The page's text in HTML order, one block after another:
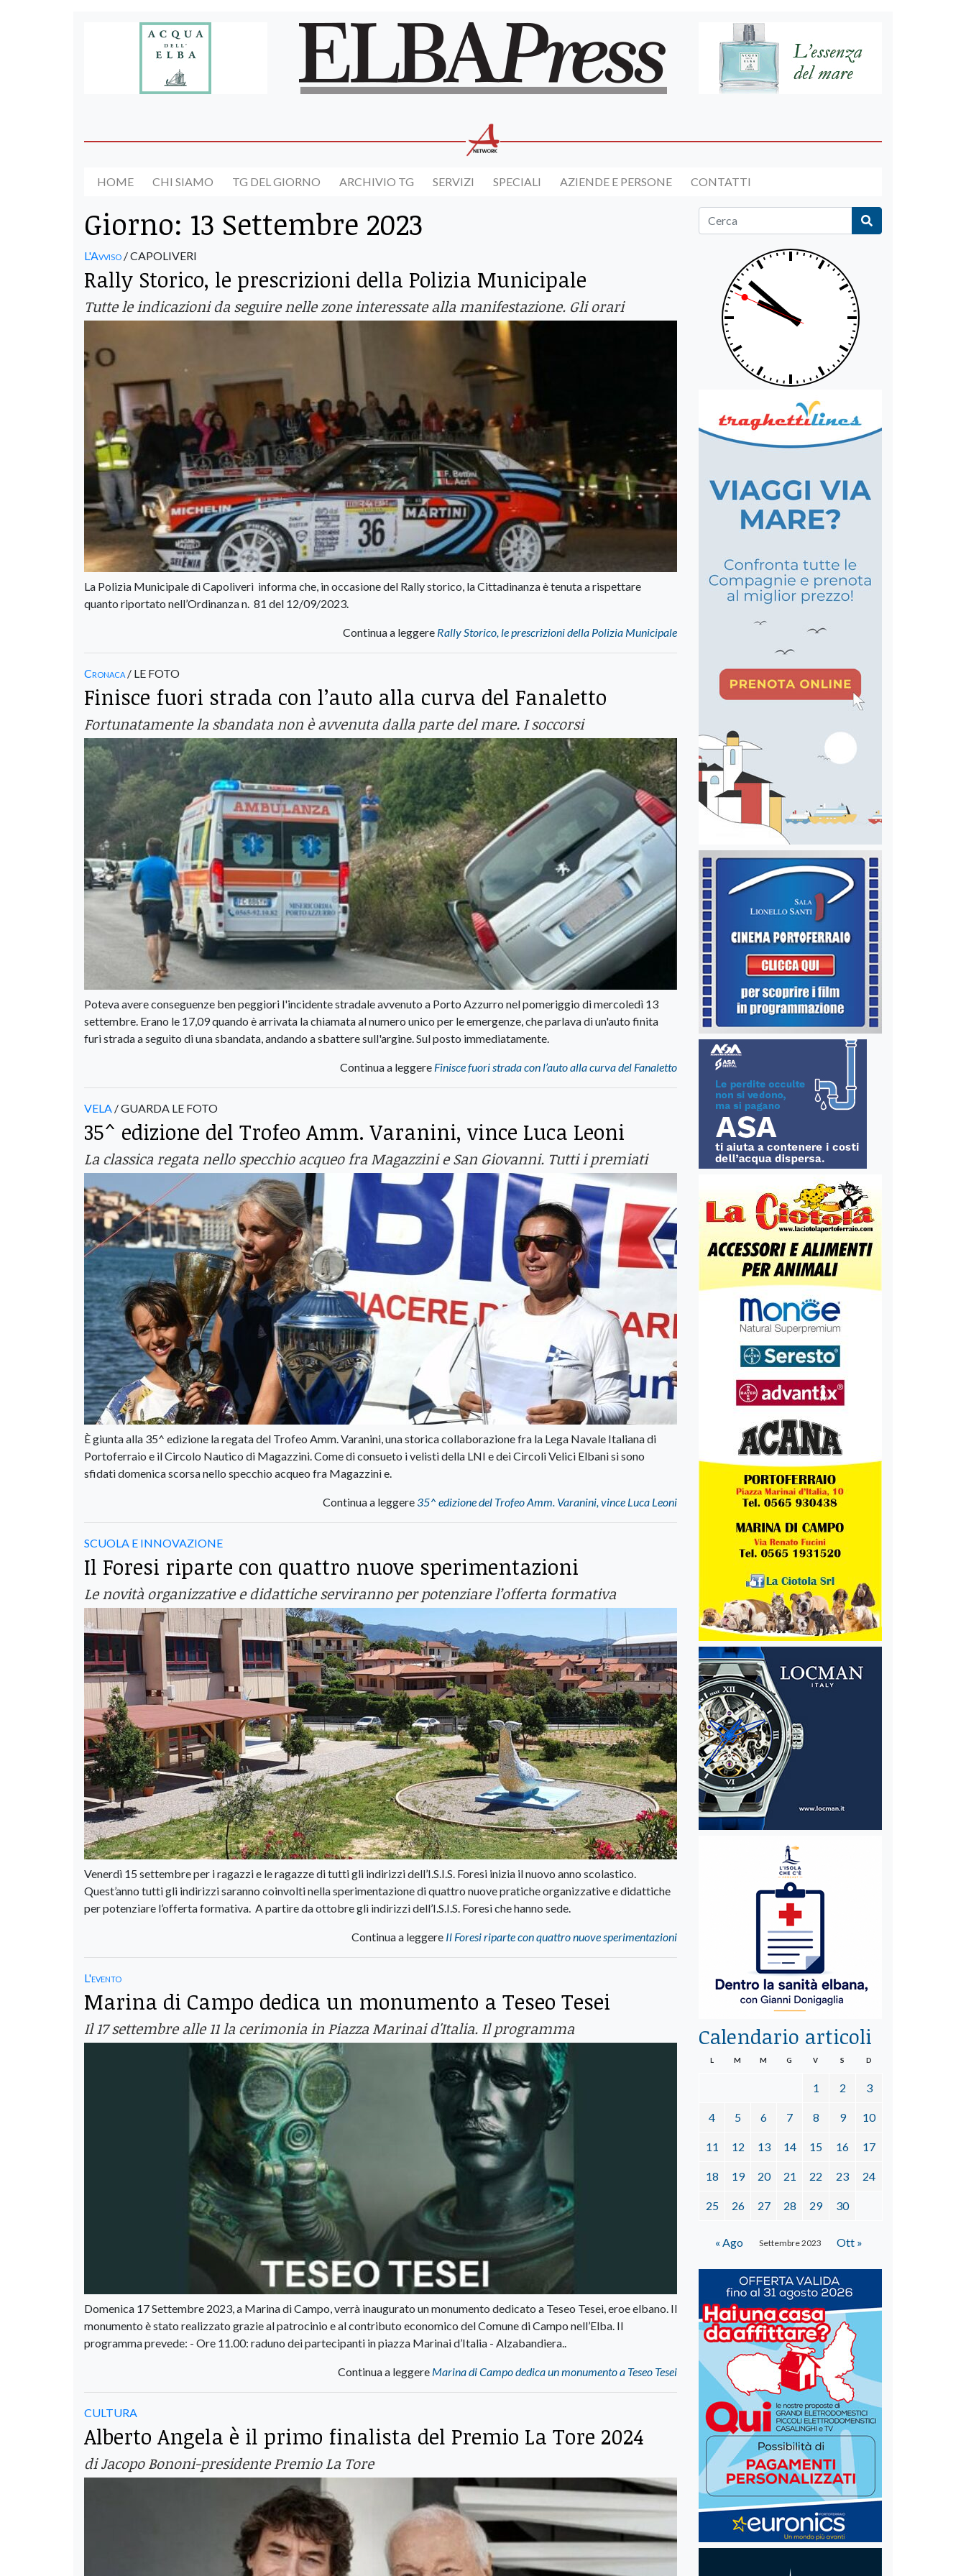
HOME CHI SIAMO TG DEL GIORNO ARCHIVIO TG SERVIZI SPECIALI AZIENDE E PERSONE CONTATTI
Giorno: 13 Settembre 2023
L'Avviso / CAPOLIVERI
Rally Storico, le prescrizioni della Polizia Municipale
Tutte le indicazioni da seguire nelle zone interessate alla manifestazione. Gli orari
La Polizia Municipale di Capoliveri informa che, in occasione del Rally storico, la Cittadinanza è tenuta a rispettare
quanto riportato nell’Ordinanza n. 81 del 12/09/2023.
Continua a leggere Rally Storico, le prescrizioni della Polizia Municipale
Cronaca / LE FOTO
Finisce fuori strada con l’auto alla curva del Fanaletto
Fortunatamente la sbandata non è avvenuta dalla parte del mare. I soccorsi
Poteva avere conseguenze ben peggiori l'incidente stradale avvenuto a Porto Azzurro nel pomeriggio di mercoledì 13
settembre. Erano le 17,09 quando è arrivata la chiamata al numero unico per le emergenze, che parlava di un'auto finita
furi strada a seguito di una sbandata, andando a sbattere sull'argine. Sul posto immediatamente.
Continua a leggere Finisce fuori strada con l’auto alla curva del Fanaletto
VELA / GUARDA LE FOTO
35^ edizione del Trofeo Amm. Varanini, vince Luca Leoni
La classica regata nello specchio acqueo fra Magazzini e San Giovanni. Tutti i premiati
È giunta alla 35^ edizione la regata del Trofeo Amm. Varanini, una storica collaborazione fra la Lega Navale Italiana di
Portoferraio e il Circolo Nautico di Magazzini. Come di consueto i velisti della LNI e dei Circoli Velici Elbani si sono
sfidati domenica scorsa nello specchio acqueo fra Magazzini e.
Continua a leggere35^ edizione del Trofeo Amm. Varanini, vince Luca Leoni
SCUOLA E INNOVAZIONE
Il Foresi riparte con quattro nuove sperimentazioni
Le novità organizzative e didattiche serviranno per potenziare l’offerta formativa
Venerdì 15 settembre per i ragazzi e le ragazze di tutti gli indirizzi dell’I.S.I.S. Foresi inizia il nuovo anno scolastico.
Quest’anno tutti gli indirizzi saranno coinvolti nella sperimentazione di quattro nuove pratiche organizzative e didattiche
per potenziare l’offerta formativa. A partire da ottobre gli indirizzi dell’I.S.I.S. Foresi che hanno sede.
Continua a leggere Il Foresi riparte con quattro nuove sperimentazioni
L'evento
Marina di Campo dedica un monumento a Teseo Tesei
Il 17 settembre alle 11 la cerimonia in Piazza Marinai d'Italia. Il programma
Domenica 17 Settembre 2023, a Marina di Campo, verrà inaugurato un monumento dedicato a Teseo Tesei, eroe elbano. Il
monumento è stato realizzato grazie al patrocinio e al contributo economico del Comune di Campo nell’Elba. Il
programma prevede: - Ore 11.00: raduno dei partecipanti in piazza Marinai d’Italia - Alzabandiera..
Continua a leggere Marina di Campo dedica un monumento a Teseo Tesei
CULTURA
Alberto Angela è il primo finalista del Premio La Tore 2024
di Jacopo Bononi-presidente Premio La Tore
Calendario articoli
Settembre 2023
L M M G V S D
1 2 3
4 5 6 7 8 9 10
11 12 13 14 15 16 17
18 19 20 21 22 23 24
25 26 27 28 29 30
« Ago Ott »